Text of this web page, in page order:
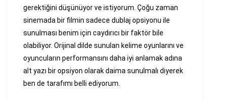
gerektiğini düşünüyor ve istiyorum. Çoğu zaman
sinemada bir filmin sadece dublaj opsiyonu ile
sunulması benim için caydırıcı bir faktör bile
olabiliyor. Orijinal dilde sunulan kelime oyunlarını ve
oyuncuların performansını daha iyi anlamak adına
alt yazı bir opsiyon olarak daima sunulmalı diyerek
ben de tarafımı belli ediyorum.